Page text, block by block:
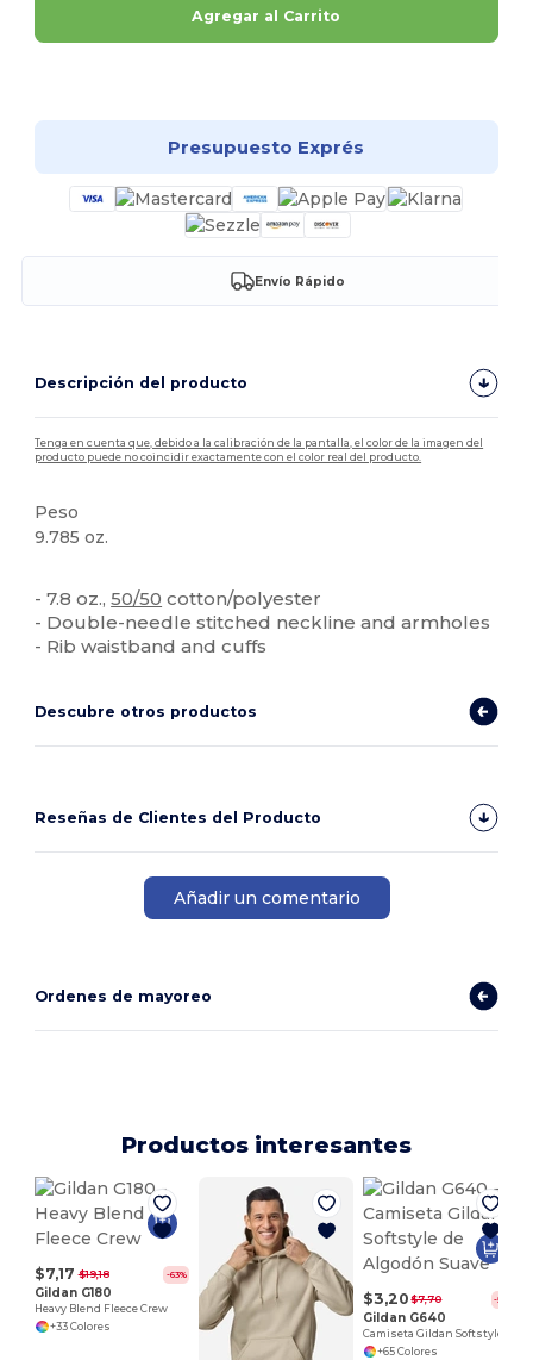
Agregar al Carrito
Presupuesto Exprés
Envío Rápido
Descripción del producto
Tenga en cuenta que, debido a la calibración de la pantalla, el color de la imagen del
producto puede no coincidir exactamente con el color real del producto.
Peso
9.785 oz.
- 7.8 oz.,50/50 cotton/polyester
- Double-needle stitched neckline and armholes
- Rib waistband and cuffs
Descubre otros productos
Reseñas de Clientes del Producto
Añadir un comentario
Ordenes de mayoreo
Productos interesantes
$7,17 $19,18 -63%
Gildan G180
Heavy Blend Fleece Crew
+33 Colores
$3,20 $7,70 -58%
Gildan G640
+65 Colores